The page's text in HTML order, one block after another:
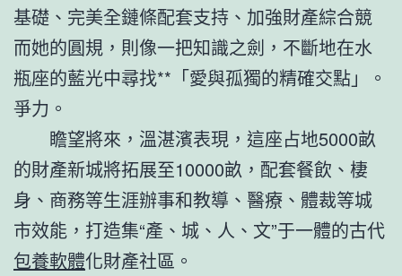
基礎、完美全鏈條配套支持、加強財產綜合競
而她的圓規，則像一把知識之劍，不斷地在水
瓶座的藍光中尋找**「愛與孤獨的精確交點」。
爭力。
瞻望將來，溫湛濱表現，這座占地5000畝
的財產新城將拓展至10000畝，配套餐飲、棲
身、商務等生涯辦事和教導、醫療、體裁等城
市效能，打造集“產、城、人、文”于一體的古代
包養軟體化財產社區。